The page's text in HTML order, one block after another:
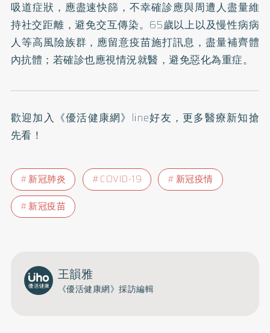
吸道症狀，應盡速快篩，不幸確診應與周遭人盡量維
持社交距離，避免交互傳染。65歲以上以及慢性病病
人等高風險族群，應留意疫苗施打訊息，盡量補齊體
內抗體；若確診也應視情況就醫，避免惡化為重症。
歡迎加入 《優活健康網》line好友 ，更多醫療新知搶
先看！
新冠肺炎 COVID-19
新冠疫情
新冠疫苗
王韻雅
《優活健康網》採訪編輯